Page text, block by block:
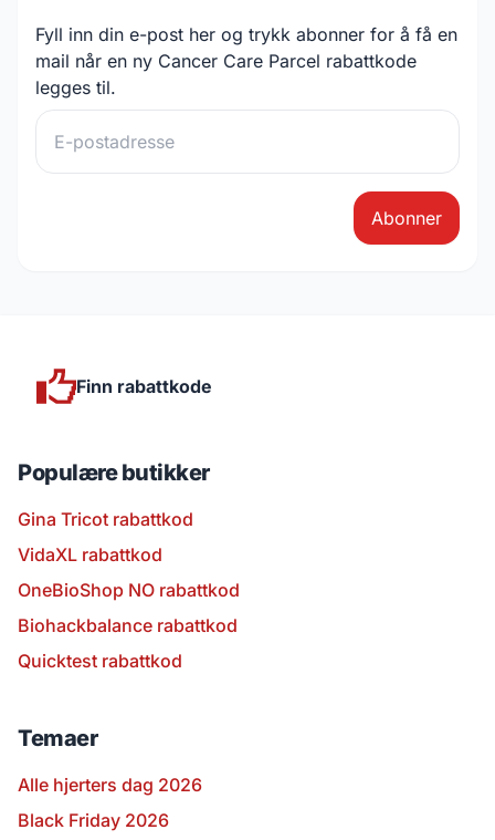
Fyll inn din e-post her og trykk abonner for å få en
mail når en ny Cancer Care Parcel rabattkode
legges til.
Abonner
Finn rabattkode
Populære butikker
Gina Tricot rabattkod
VidaXL rabattkod
OneBioShop NO rabattkod
Biohackbalance rabattkod
Quicktest rabattkod
Temaer
Alle hjerters dag 2026
Black Friday 2026